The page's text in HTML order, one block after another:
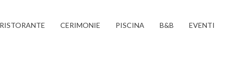
RISTORANTE CERIMONIE PISCINA B&B EVENTI